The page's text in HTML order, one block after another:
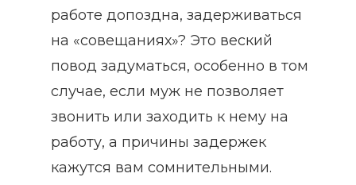
работе допоздна, задерживаться
на «совещаниях»? Это веский
повод задуматься, особенно в том
случае, если муж не позволяет
звонить или заходить к нему на
работу, а причины задержек
кажутся вам сомнительными.